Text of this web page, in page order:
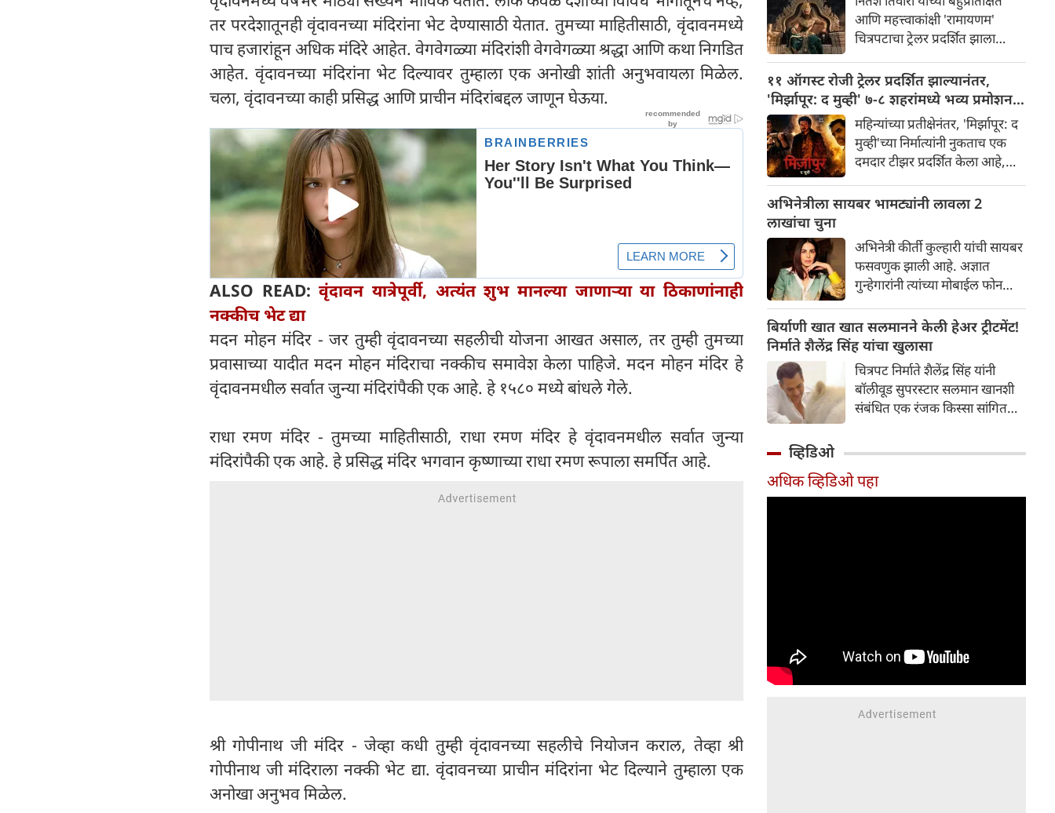
तर परदेशातूनही वृंदावनच्या मंदिरांना भेट देण्यासाठी येतात. तुमच्या माहितीसाठी, वृंदावनमध्ये
पाच हजारांहून अधिक मंदिरे आहेत. वेगवेगळ्या मंदिरांशी वेगवेगळ्या श्रद्धा आणि कथा निगडित
आहेत. वृंदावनच्या मंदिरांना भेट दिल्यावर तुम्हाला एक अनोखी शांती अनुभवायला मिळेल.
चला, वृंदावनच्या काही प्रसिद्ध आणि प्राचीन मंदिरांबद्दल जाणून घेऊया.
ALSO READ:वृंदावन यात्रेपूर्वी, अत्यंत शुभ मानल्या जाणाऱ्या या ठिकाणांनाही
नक्कीच भेट द्या
मदन मोहन मंदिर - जर तुम्ही वृंदावनच्या सहलीची योजना आखत असाल, तर तुम्ही तुमच्या
प्रवासाच्या यादीत मदन मोहन मंदिराचा नक्कीच समावेश केला पाहिजे. मदन मोहन मंदिर हे
वृंदावनमधील सर्वात जुन्या मंदिरांपैकी एक आहे. हे १५८० मध्ये बांधले गेले.
राधा रमण मंदिर - तुमच्या माहितीसाठी, राधा रमण मंदिर हे वृंदावनमधील सर्वात जुन्या
मंदिरांपैकी एक आहे. हे प्रसिद्ध मंदिर भगवान कृष्णाच्या राधा रमण रूपाला समर्पित आहे.
श्री गोपीनाथ जी मंदिर - जेव्हा कधी तुम्ही वृंदावनच्या सहलीचे नियोजन कराल, तेव्हा श्री
गोपीनाथ जी मंदिराला नक्की भेट द्या. वृंदावनच्या प्राचीन मंदिरांना भेट दिल्याने तुम्हाला एक
अनोखा अनुभव मिळेल.
केली. या नवीन बॅनरचा पहिला
प्रकल्प इतका भव्य आहे की त्याने
चाहत्यांमध्ये आधीच खळबळ उडवून
दिली आहे.
आणि महत्त्वाकांक्षी 'रामायणम'
चित्रपटाचा ट्रेलर प्रदर्शित झाला
चित्रपटसृष्टीत खळबळ उडाली आहे.
चित्रपटातील कलाकार आणि
भव्यतेची मोठ्या प्रमाणावर चर्चा होत
असली तरी, ज्या एका गोष्टीने
सर्वाधिक लक्ष वेधून घेतले आहे आणि
प्रेक्षकांना रोमांचित केले आहे, ती
म्हणजे 'रॉकिंग स्टार' यशने
साकारलेली रावणाची भूमिका.
११ ऑगस्ट रोजी ट्रेलर प्रदर्शित झाल्यानंतर,
'मिर्झापूर: द मुव्ही' ७-८ शहरांमध्ये भव्य प्रमोशन
करणार
महिन्यांच्या प्रतीक्षेनंतर, 'मिर्झापूर: द
मुव्ही'च्या निर्मात्यांनी नुकताच एक
दमदार टीझर प्रदर्शित केला आहे,
फ्रँचायझीच्या मोठ्या पडद्यावरील
आहे. पंकज त्रिपाठी, अली फजल
आणि दिव्येंदू शर्मा पुन्हा एकदा
त्यांच्या चाहत्यांच्या आवडत्या भूमिका
साकारत आहे.
अभिनेत्रीला सायबर भामट्यांनी लावला 2
लाखांचा चुना
अभिनेत्री कीर्ती कुल्हारी यांची सायबर
फसवणुक झाली आहे. अज्ञात
गुन्हेगारांनी त्यांच्या मोबाईल फोन
प्रवेश मिळवून अवघ्या काही मिनिटांत
त्यांची ₹२४३,८५२ ची फसवणूक
केली. अभिनेत्रीच्या तक्रारीच्या
आधारे, आंबोली पोलिसांनी गुन्हा
दाखल करून तपास सुरू केला आहे.
बिर्याणी खात खात सलमानने केली हेअर ट्रीटमेंट!
निर्माते शैलेंद्र सिंह यांचा खुलासा
चित्रपट निर्माते शैलेंद्र सिंह यांनी
बॉलीवूड सुपरस्टार सलमान खानशी
संबंधित एक रंजक किस्सा सांगितला
की अभिनेता एकाच वेळी बिर्याणी
खात होता आणि केसांवर उपचार
सलमानला जेवताना आरशात स्वतःला
व्हिडिओ
अधिक व्हिडिओ पहा